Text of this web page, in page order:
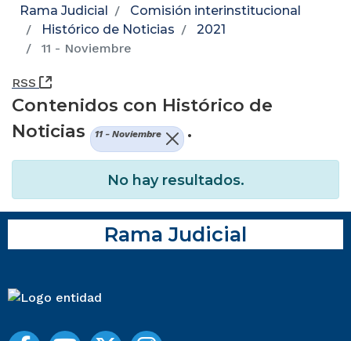
Rama Judicial
Comisión interinstitucional
Histórico de Noticias
2021
11 - Noviembre
RSS (Abre una nueva ventana)
Contenidos con Histórico de
Noticias
11 - Noviembre .
No hay resultados.
Rama Judicial